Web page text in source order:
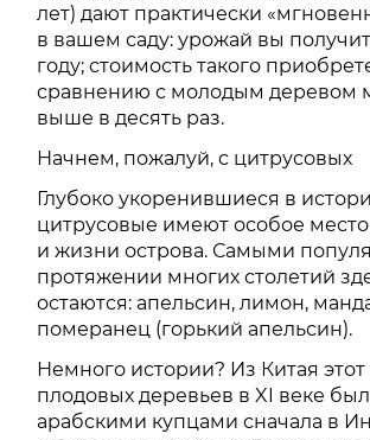
лет) дают практически
в вашем саду: урожай вы
году; стоимость такого
сравнению с молодым деревом
выше в десять раз.
Начнем, пожалуй, с цитрусовых
Глубоко укоренившиеся в
цитрусовые имеют особое
и жизни острова. Самыми
протяжении многих столетий
остаются: апельсин, лимон,
померанец (горький апельсин).
Немного истории? Из Китая этот
плодовых деревьев в XI веке
арабскими купцами сначала в